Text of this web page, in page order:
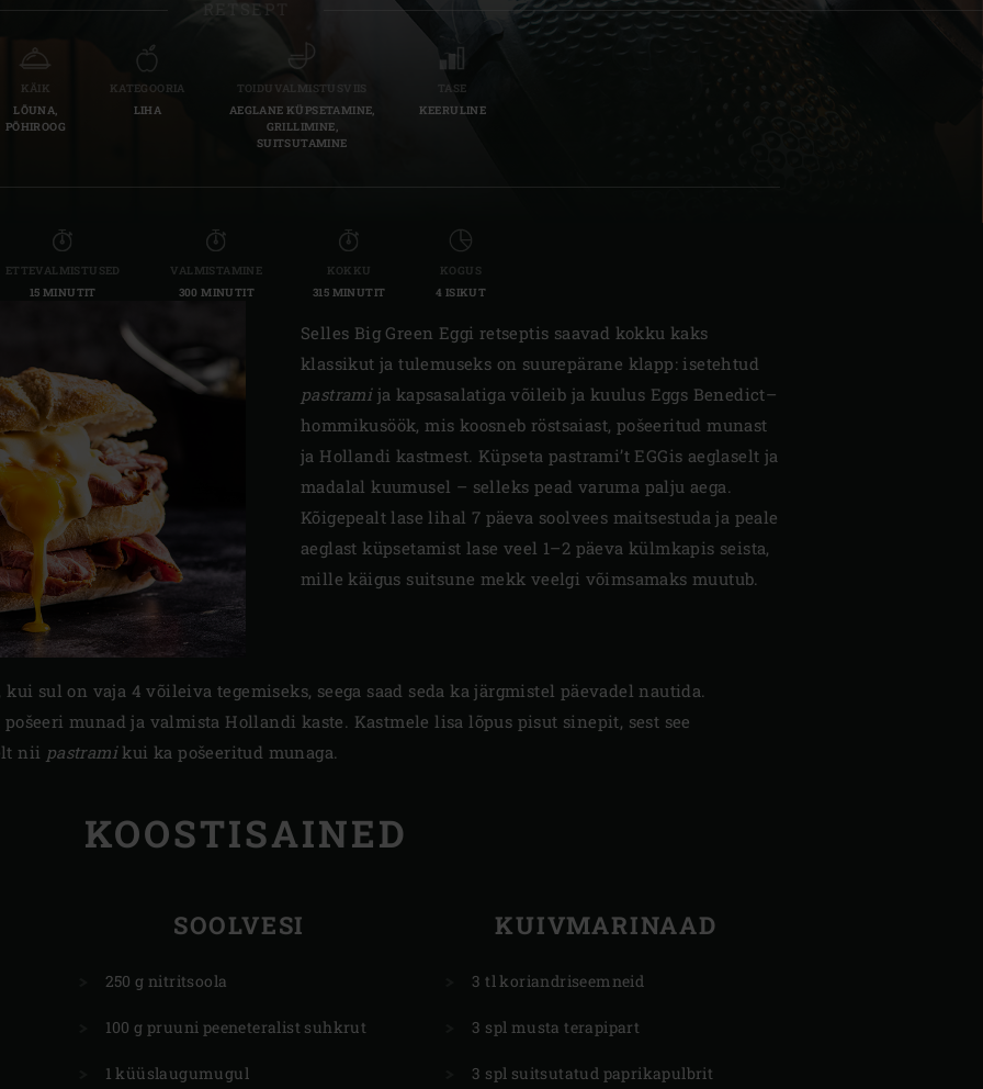
Slovenia | Slovenija
Spain | España
Sweden | Sverige
Turkey | Türkiye
RETSEPT
KÄIK
LÕUNA,
PÕHIROOG
KATEGOORIA
LIHA
TOIDUVALMISTUSVIIS
AEGLANE KÜPSETAMINE,
GRILLIMINE,
SUITSUTAMINE
TASE
KEERULINE
ETTEVALMISTUSED
15 MINUTIT
VALMISTAMINE
300 MINUTIT
KOKKU
315 MINUTIT
KOGUS
4 ISIKUT
Selles Big Green Eggi retseptis saavad kokku kaks
klassikut ja tulemuseks on suurepärane klapp: isetehtud
pastrami ja kapsasalatiga võileib ja kuulus Eggs Benedict–
hommikusöök, mis koosneb röstsaiast, pošeeritud munast
ja Hollandi kastmest. Küpseta pastrami’t EGGis aeglaselt ja
madalal kuumusel – selleks pead varuma palju aega.
Kõigepealt lase lihal 7 päeva soolvees maitsestuda ja peale
aeglast küpsetamist lase veel 1–2 päeva külmkapis seista,
mille käigus suitsune mekk veelgi võimsamaks muutub.
kui sul on vaja 4 võileiva tegemiseks, seega saad seda ka järgmistel päevadel nautida.
munad ja valmista Hollandi kaste. Kastmele lisa lõpus pisut sinepit, sest see
nii pastrami kui ka pošeeritud munaga.
KOOSTISAINED
SOOLVESI
250 g nitritsoola
100 g pruuni peeneteralist suhkrut
1 küüslaugumugul
KUIVMARINAAD
3 tl koriandriseemneid
3 spl musta terapipart
3 spl suitsutatud paprikapulbrit